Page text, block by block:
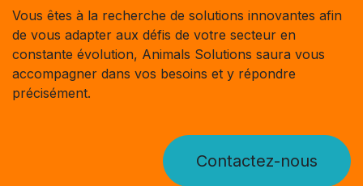
Vous êtes à la recherche de solutions innovantes afin
de vous adapter aux défis de votre secteur en
constante évolution, Animals Solutions saura vous
accompagner dans vos besoins et y répondre
précisément.
Contactez-nous